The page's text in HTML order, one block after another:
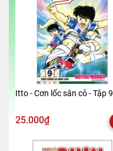
Itto - Cơn lốc sân cỏ - Tập 9
25.000₫